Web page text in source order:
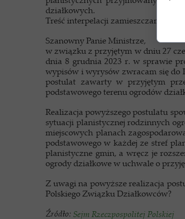
działkowych.
Treść interpelacji zamieszczamy
Szanowny Panie Ministrze,
w związku z przyjętym w dniu 27
dnia 8 grudnia 2023 r. w sprawie
wypisów i wyrysów zwracam się do
postulat zawarty w przyjętym
podstawowego terenu ogrodów
Realizacja powyższego postulatu
sytuacji planistycznej rodzinnych
miejscowych planach
podstawowego w każdej ze stref
planistyczne gmin, a wręcz je
ogrody działkowe w uchwale o
Z uwagi na powyższe realizacja
Polskiego Związku Działkowców?
Źródło: Sejm Rzeczpospolitej Polskiej